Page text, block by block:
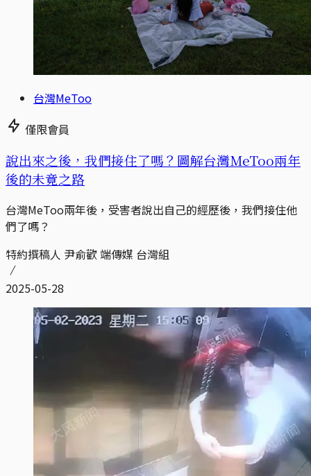
台灣MeToo
僅限會員
說出來之後，我們接住了嗎？圖解台灣MeToo兩年
後的未竟之路
台灣MeToo兩年後，受害者說出自己的經歷後，我們接住他
們了嗎？
特約撰稿人 尹俞歡 端傳媒 台灣組
2025-05-28